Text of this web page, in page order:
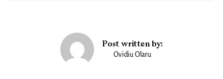
Post written by:
Ovidiu Olaru